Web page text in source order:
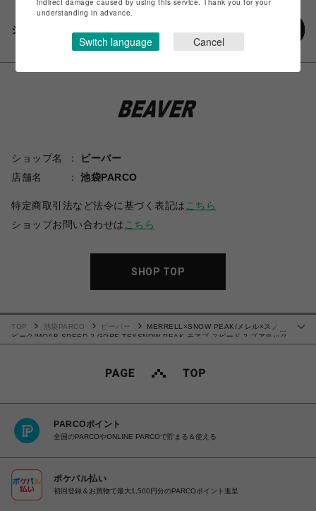
シェアする
ショップ名
ビーバー
店舗名
池袋PARCO
特定商取引法など法令に基づく表記は こちら
ショップお問い合わせは こちら
SHOP TOP
TOP 池袋PARCO ビーバー
MERRELL×SNOW PEAK/メレル×スノー
ピーク/MOAB SPEED 2 GORE-TEXSNOW PEAK モアブ スピード 2 ゴアテック
ススノー ピーク/スニーカー
PARCOポイント
全国のPARCOやONLINE PARCOで貯まる＆使える
ポケパル払い
初回登録＆お買物で最大1,500円分のPARCOポイント進呈
understanding in advance.
Switch language Cancel